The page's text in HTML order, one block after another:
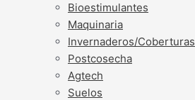
Bioestimulantes
Maquinaria
Invernaderos/Coberturas
Postcosecha
Agtech
Suelos